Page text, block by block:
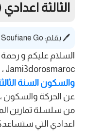
الثالثة اعدادي
🖊️ بقلم: Soufiane Go
السلام عليكم و رحمة
Jami3dorosmaroc ، في الموضوع السابق :
والسكون السنة
من سلسلة تمارين
اعدادي التي